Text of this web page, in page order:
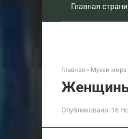
Главная
Главная » Музеи мира
Опубликовано: 16